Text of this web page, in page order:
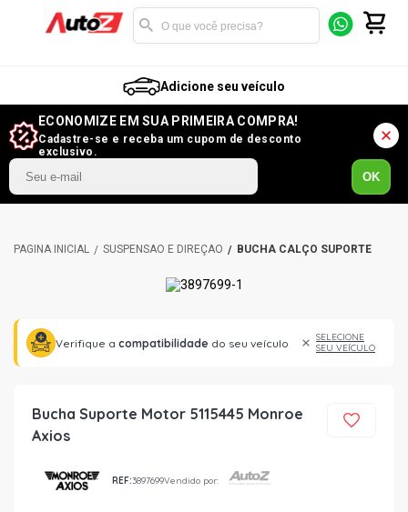
Adicione seu veículo
ECONOMIZE EM SUA PRIMEIRA COMPRA!
Cadastre-se e receba um cupom de desconto
exclusivo.
OK
SUSPENSÃO E DIREÇÃO BUCHA CALÇO SUPORTE
Verifique a compatibilidade do seu veículo
SELECIONE
SEU VEÍCULO
Bucha Suporte Motor 5115445 Monroe
Axios
REF:3897699Vendido por: